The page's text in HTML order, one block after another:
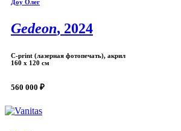
Доу Олег
Gedeon, 2024
С-print (лазерная фотопечать), акрил
160 х 120 см
560 000 ₽